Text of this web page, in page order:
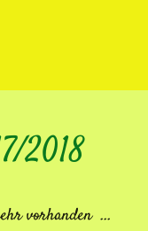
2018
vorhanden ...